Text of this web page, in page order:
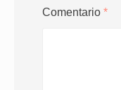
Comentario *